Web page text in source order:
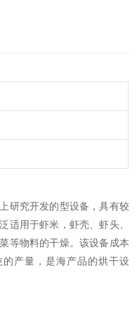
研究开发的型设备，具有较
适用于虾米，虾壳、虾头、
等物料的干燥。该设备成本
产量，是海产品的烘干设